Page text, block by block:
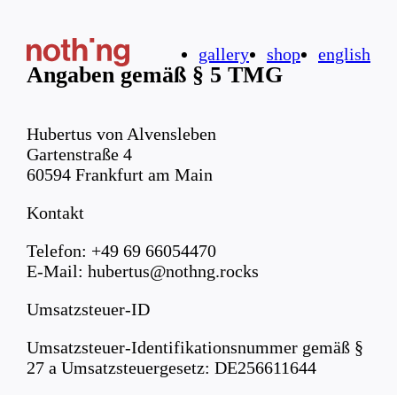
Angaben gemäß § 5 TMG
Hubertus von Alvensleben
Gartenstraße 4
60594 Frankfurt am Main
Kontakt
Telefon: +49 69 66054470
E-Mail: hubertus@nothng.rocks
Umsatzsteuer-ID
Umsatzsteuer-Identifikationsnummer gemäß §
27 a Umsatzsteuergesetz: DE256611644
gallery shop english